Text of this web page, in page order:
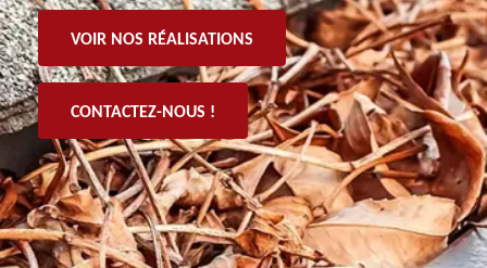
VOIR NOS RÉALISATIONS
CONTACTEZ-NOUS !